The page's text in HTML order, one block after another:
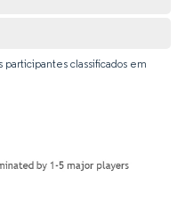
classificados em